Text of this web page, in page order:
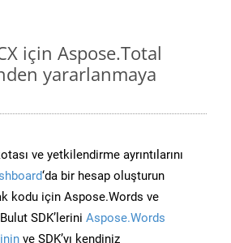
için Aspose.Total
yararlanmaya
ve yetkilendirme ayrıntılarını
‘da bir hesap oluşturun
kodu için Aspose.Words ve
SDK’lerini Aspose.Words
ve SDK’yı kendiniz